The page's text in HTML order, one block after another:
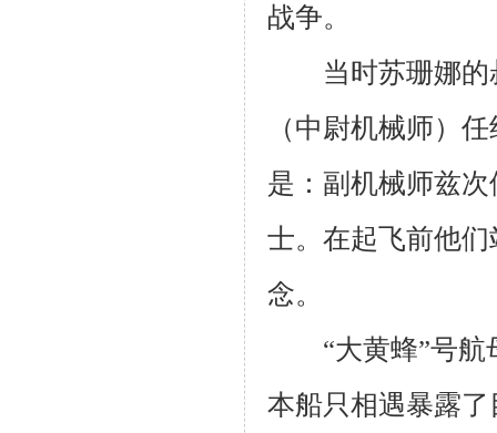
战争。
当时苏珊娜
（中尉机械师）
是：副机械师兹
士。在起飞前他
念。
“大黄蜂”号航
本船只相遇暴露了